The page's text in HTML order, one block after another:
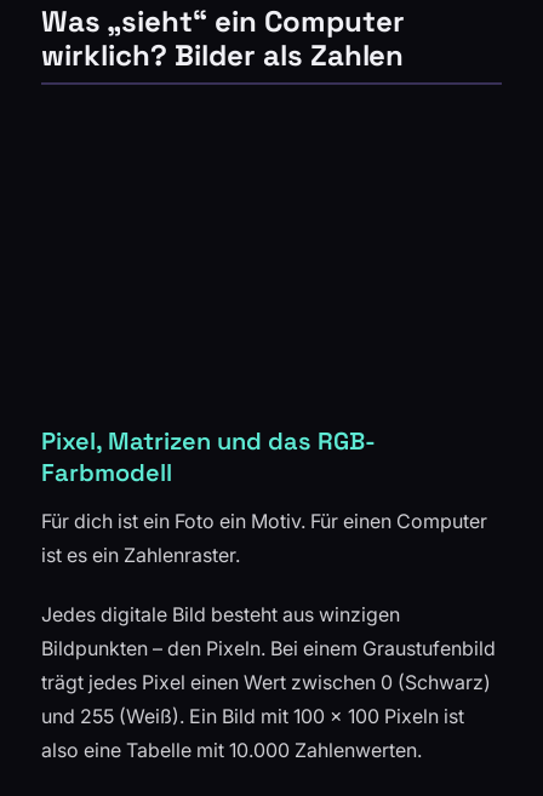
Was „sieht“ ein Computer
wirklich? Bilder als Zahlen
Pixel, Matrizen und das RGB-
Farbmodell
Für dich ist ein Foto ein Motiv. Für einen Computer
ist es ein Zahlenraster.
Jedes digitale Bild besteht aus winzigen
Bildpunkten – den Pixeln. Bei einem Graustufenbild
trägt jedes Pixel einen Wert zwischen 0 (Schwarz)
und 255 (Weiß). Ein Bild mit 100 × 100 Pixeln ist
also eine Tabelle mit 10.000 Zahlenwerten.